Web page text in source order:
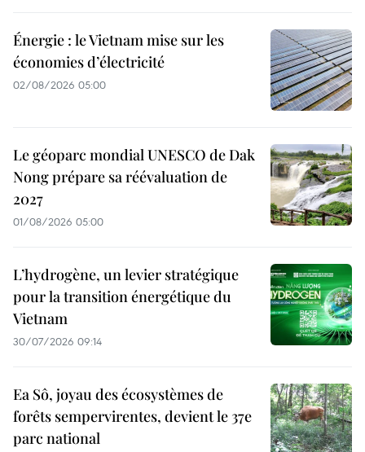
Énergie : le Vietnam mise sur les
économies d’électricité
02/08/2026 05:00
Le géoparc mondial UNESCO de Dak
Nong prépare sa réévaluation de
2027
01/08/2026 05:00
L’hydrogène, un levier stratégique
pour la transition énergétique du
Vietnam
30/07/2026 09:14
Ea Sô, joyau des écosystèmes de
forêts sempervirentes, devient le 37e
parc national